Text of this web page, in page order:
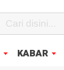
KABAR